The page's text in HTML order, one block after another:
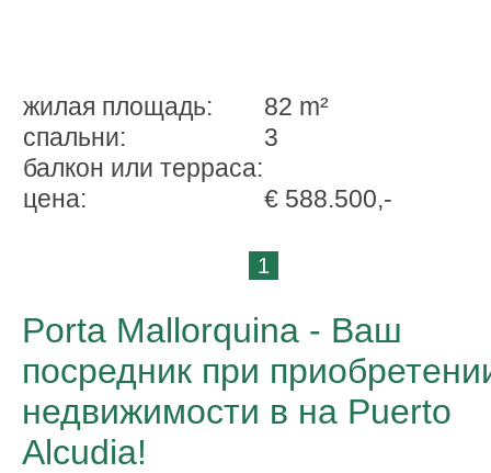
жилая площадь:
82 m²
спальни:
3
балкон или терраса:
ценa:
€ 588.500,-
1
Porta Mallorquina - Ваш
посредник при
недвижимости в на Puerto
Alcudia!